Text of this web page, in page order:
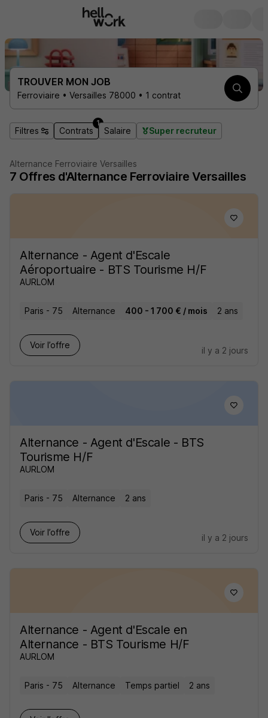
TROUVER MON JOB
Ferroviaire • Versailles 78000 • 1 contrat
Filtres Contrats
1
Salaire Super recruteur
Alternance Ferroviaire Versailles
7 Offres d'Alternance Ferroviaire Versailles
Alternance - Agent d'Escale
Aéroportuaire - BTS Tourisme H/F
AURLOM
Paris - 75 Alternance 400 - 1 700 € / mois 2 ans
Voir l’offre
il y a 2 jours
Alternance - Agent d'Escale - BTS
Tourisme H/F
AURLOM
Paris - 75 Alternance 2 ans
Voir l’offre
il y a 2 jours
Alternance - Agent d'Escale en
Alternance - BTS Tourisme H/F
AURLOM
Paris - 75 Alternance Temps partiel 2 ans